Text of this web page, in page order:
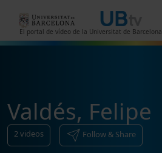
El portal de vídeo de la Universitat de Barcelona
Valdés, Felipe
2videos Follow & Share